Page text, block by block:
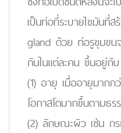
เป็นท่อที่ระบายไขมันที่
gland ด้วย ท่อรูขุมขน
กันในแต่ละคน ขึ้นอยู่กับ
(1) อายุ เมื่ออายุมาก
โอกาสโตมากขึ้นตามธ
(2) ลักษณะผิว เช่น ก